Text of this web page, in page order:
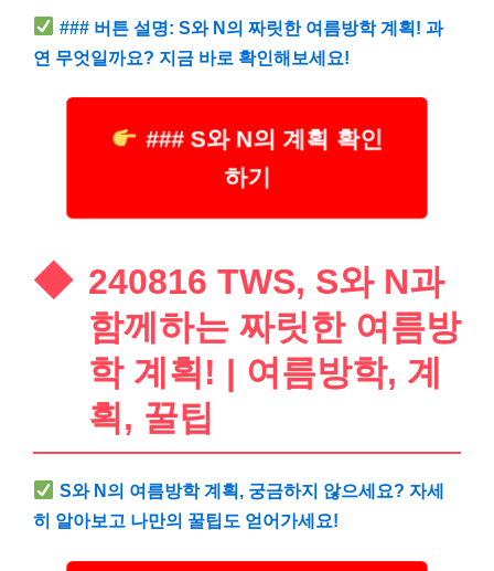
### 버튼 설명: S와 N의 짜릿한 여름방학 계획! 과
연 무엇일까요? 지금 바로 확인해보세요!
### S와 N의 계획 확인
하기
240816 TWS, S와 N과
함께하는 짜릿한 여름방
학 계획! | 여름방학, 계
획, 꿀팁
S와 N의 여름방학 계획, 궁금하지 않으세요? 자세
히 알아보고 나만의 꿀팁도 얻어가세요!